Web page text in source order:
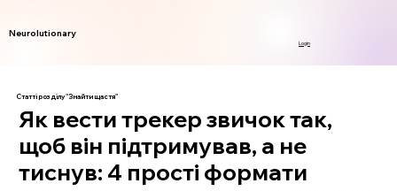
Neurolutionary
Login
Статті розділу "Знайти щастя"
Як вести трекер звичок так,
щоб він підтримував, а не
тиснув: 4 прості формати